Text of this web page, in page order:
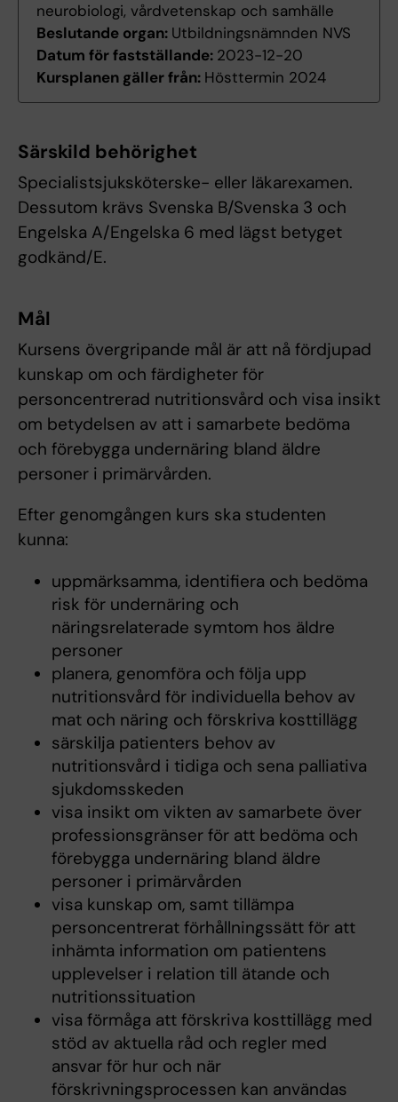
neurobiologi, vårdvetenskap och samhälle
Beslutande organ: Utbildningsnämnden NVS
Datum för fastställande: 2023-12-20
Kursplanen gäller från: Hösttermin 2024
Särskild behörighet
Specialistsjuksköterske- eller läkarexamen.
Dessutom krävs Svenska B/Svenska 3 och
Engelska A/Engelska 6 med lägst betyget
godkänd/E.
Mål
Kursens övergripande mål är att nå fördjupad
kunskap om och färdigheter för
personcentrerad nutritionsvård och visa insikt
om betydelsen av att i samarbete bedöma
och förebygga undernäring bland äldre
personer i primärvården.
Efter genomgången kurs ska studenten
kunna:
uppmärksamma, identifiera och bedöma
risk för undernäring och
näringsrelaterade symtom hos äldre
personer
planera, genomföra och följa upp
nutritionsvård för individuella behov av
mat och näring och förskriva kosttillägg
särskilja patienters behov av
nutritionsvård i tidiga och sena palliativa
sjukdomsskeden
visa insikt om vikten av samarbete över
professionsgränser för att bedöma och
förebygga undernäring bland äldre
personer i primärvården
visa kunskap om, samt tillämpa
personcentrerat förhållningssätt för att
inhämta information om patientens
upplevelser i relation till ätande och
nutritionssituation
visa förmåga att förskriva kosttillägg med
stöd av aktuella råd och regler med
ansvar för hur och när
förskrivningsprocessen kan användas